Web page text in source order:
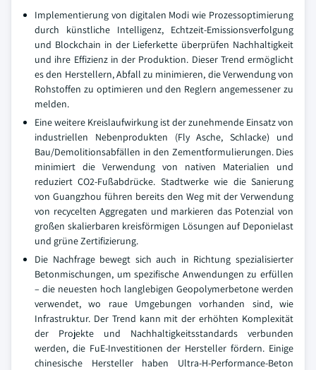
Implementierung von digitalen Modi wie Prozessoptimierung
durch künstliche Intelligenz, Echtzeit-Emissionsverfolgung
und Blockchain in der Lieferkette überprüfen Nachhaltigkeit
und ihre Effizienz in der Produktion. Dieser Trend ermöglicht
es den Herstellern, Abfall zu minimieren, die Verwendung von
Rohstoffen zu optimieren und den Reglern angemessener zu
melden.
Eine weitere Kreislaufwirkung ist der zunehmende Einsatz von
industriellen Nebenprodukten (Fly Asche, Schlacke) und
Bau/Demolitionsabfällen in den Zementformulierungen. Dies
minimiert die Verwendung von nativen Materialien und
reduziert CO2-Fußabdrücke. Stadtwerke wie die Sanierung
von Guangzhou führen bereits den Weg mit der Verwendung
von recycelten Aggregaten und markieren das Potenzial von
großen skalierbaren kreisförmigen Lösungen auf Deponielast
und grüne Zertifizierung.
Die Nachfrage bewegt sich auch in Richtung spezialisierter
Betonmischungen, um spezifische Anwendungen zu erfüllen
– die neuesten hoch langlebigen Geopolymerbetone werden
verwendet, wo raue Umgebungen vorhanden sind, wie
Infrastruktur. Der Trend kann mit der erhöhten Komplexität
der Projekte und Nachhaltigkeitsstandards verbunden
werden, die FuE-Investitionen der Hersteller fördern. Einige
chinesische Hersteller haben Ultra-H-Performance-Beton